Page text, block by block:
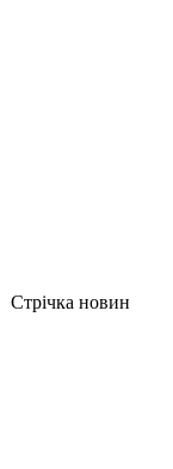
Стрічка новин